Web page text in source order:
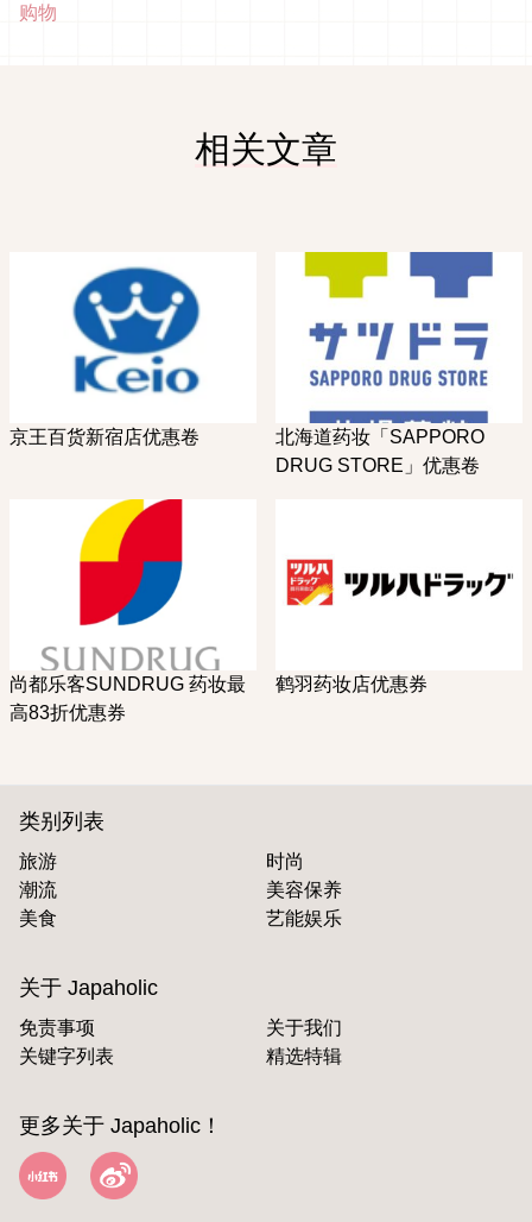
购物
相关文章
京王百货新宿店优惠卷
北海道药妆「SAPPORO
DRUG STORE」优惠卷
尚都乐客SUNDRUG 药妆最
高83折优惠券
鹤羽药妆店优惠券
类别列表
旅游
时尚
潮流
美容保养
美食
艺能娱乐
关于 Japaholic
免责事项
关于我们
关键字列表
精选特辑
更多关于 Japaholic！